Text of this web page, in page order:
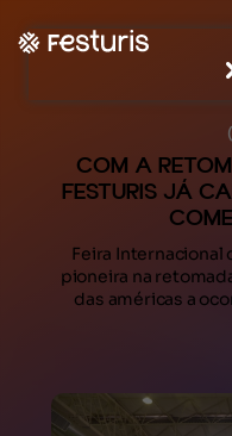
COM A
FESTURIS JÁ
Feira Internacional
pioneira na
das américas a